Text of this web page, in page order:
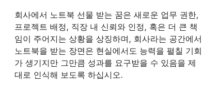
회사에서 노트북 선물 받는 꿈은 새로운 업무 권한,
프로젝트 배정, 직장 내 신뢰와 인정, 혹은 더 큰 책
임이 주어지는 상황을 상징하며, 회사라는 공간에서
노트북을 받는 장면은 현실에서도 능력을 펼칠 기회
가 생기지만 그만큼 성과를 요구받을 수 있음을 제
대로 인식해 보도록 하십시오.